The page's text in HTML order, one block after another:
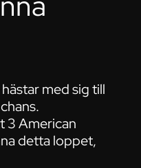
med sig till
3 American
detta loppet,